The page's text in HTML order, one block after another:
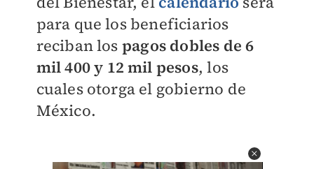
para que los beneficiarios
reciban los pagos dobles de 6
mil 400 y 12 mil pesos, los
cuales otorga el gobierno de
México.